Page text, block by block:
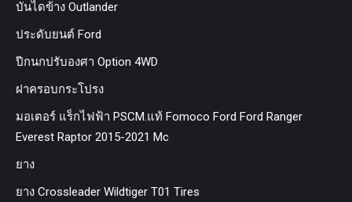
บันไดข้าง Outlander
ประดับยนต์ Ford
ปีกนกปรับองศา Option 4WD
ฝาครอบกระโปรง
มอเตอร์ แร็กไฟฟ้า PSCM.แท้ Fomoco Ford Ford Ranger
Everest Raptor 2015-2021 Mc
ยาง
ยาง Crossleader Wildtiger T01 Tires